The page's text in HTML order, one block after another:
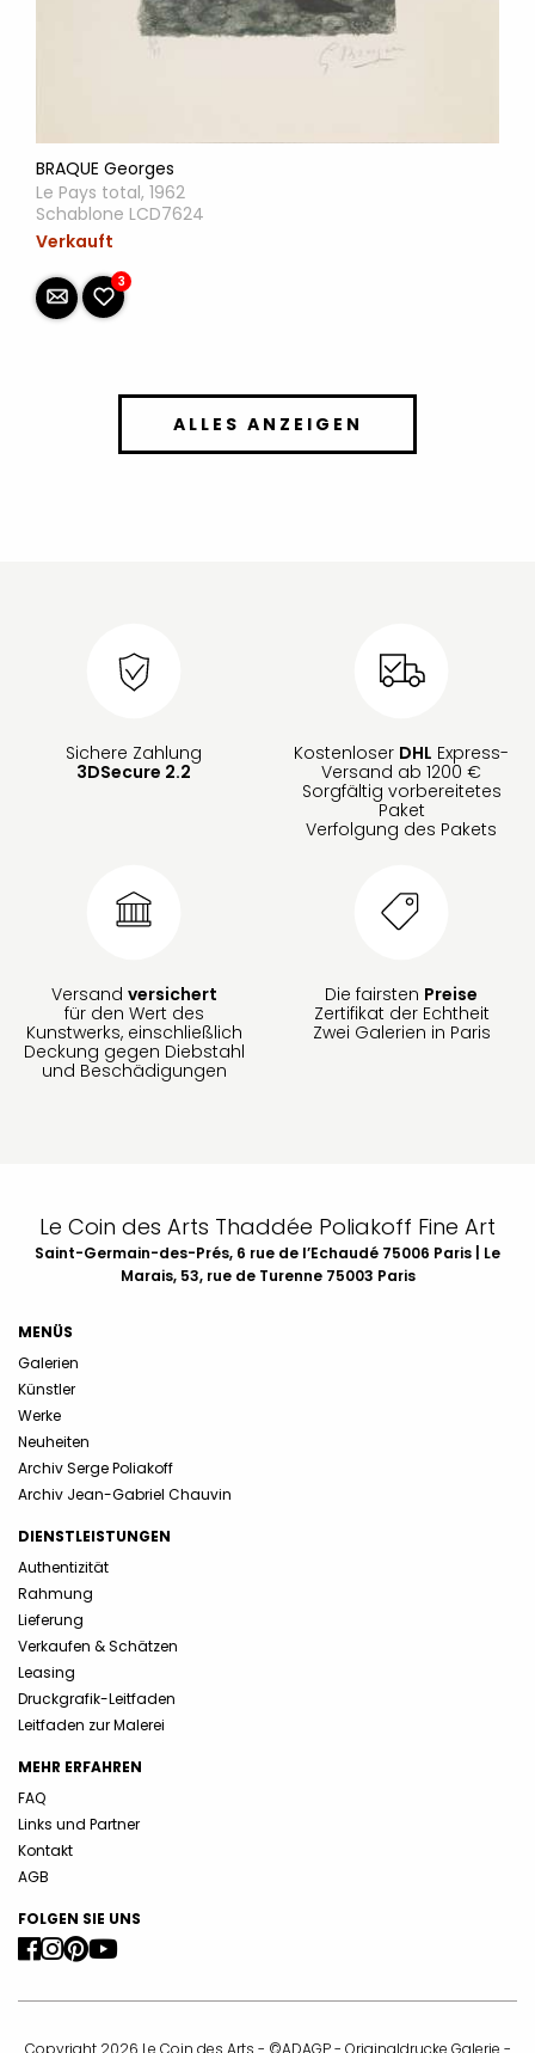
BRAQUE Georges
Le Pays total, 1962
Schablone LCD7624
Verkauft
3
ALLES ANZEIGEN
Sichere Zahlung
3DSecure 2.2
Kostenloser DHL Express-
Versand ab 1200 €
Sorgfältig vorbereitetes
Paket
Verfolgung des Pakets
Versand versichert
für den Wert des
Kunstwerks, einschließlich
Deckung gegen Diebstahl
und Beschädigungen
Die fairsten Preise
Zertifikat der Echtheit
Zwei Galerien in Paris
Le Coin des Arts Thaddée Poliakoff Fine Art
Saint-Germain-des-Prés, 6 rue de l’Echaudé 75006 Paris | Le
Marais, 53, rue de Turenne 75003 Paris
MENÜS
Galerien
Künstler
Werke
Neuheiten
Archiv Serge Poliakoff
Archiv Jean-Gabriel Chauvin
DIENSTLEISTUNGEN
Authentizität
Rahmung
Lieferung
Verkaufen & Schätzen
Leasing
Druckgrafik-Leitfaden
Leitfaden zur Malerei
MEHR ERFAHREN
FAQ
Links und Partner
Kontakt
AGB
FOLGEN SIE UNS
Copyright 2026 Le Coin des Arts - ©ADAGP - Originaldrucke Galerie -